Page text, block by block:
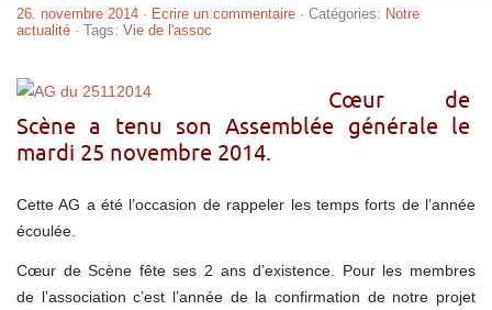
26. novembre 2014 · Ecrire un commentaire · Catégories: Notre
actualité · Tags: Vie de l'assoc
Cœur de
Scène a tenu son Assemblée générale le
mardi 25 novembre 2014.
Cette AG a été l’occasion de rappeler les temps forts de l’année
écoulée.
Cœur de Scène fête ses 2 ans d’existence. Pour les membres
de l’association c’est l’année de la confirmation de notre projet